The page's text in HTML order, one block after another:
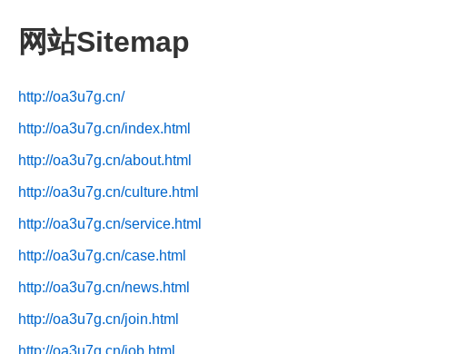
网站Sitemap
http://oa3u7g.cn/
http://oa3u7g.cn/index.html
http://oa3u7g.cn/about.html
http://oa3u7g.cn/culture.html
http://oa3u7g.cn/service.html
http://oa3u7g.cn/case.html
http://oa3u7g.cn/news.html
http://oa3u7g.cn/join.html
http://oa3u7g.cn/job.html